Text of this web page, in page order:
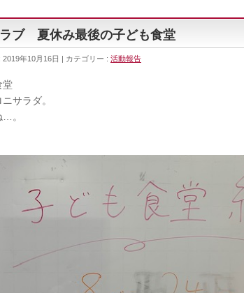
ブ 夏休み最後の子ども食堂
年10月16日 カテゴリー : 活動報告
堂
サラダ。
。